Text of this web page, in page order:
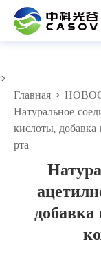
>
Главная >
Натуральное
кислоты,
рта
добавка